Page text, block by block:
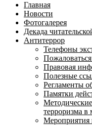
Главная
Новости
Фотогалерея
Декада
Антитеррор
Телефоны
Правовая
Полезные
Регламенты
Памятки
терроризма в
Мероприятия